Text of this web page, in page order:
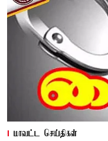
மாவட்ட செய்திகள்